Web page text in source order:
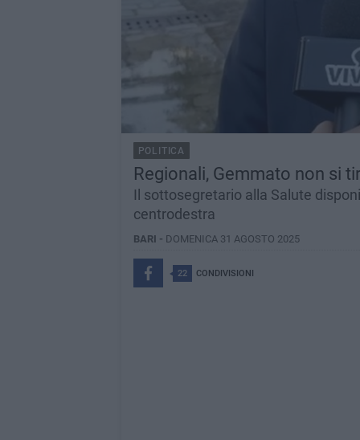
POLITICA
Regionali, Gemmato non si
Il sottosegretario alla Salute
centrodestra
BARI - DOMENICA 31 AGOSTO 2025
22 CONDIVISIONI